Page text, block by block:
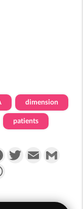
dimension
patients
FacebookTwitterEmail